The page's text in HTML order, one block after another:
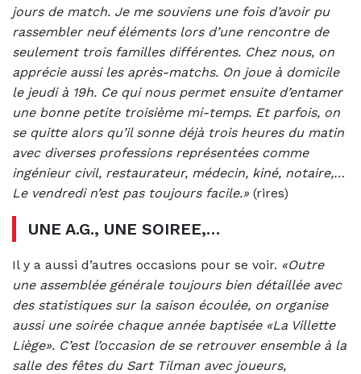
jours de match. Je me souviens une fois d’avoir pu
rassembler neuf éléments lors d’une rencontre de
seulement trois familles différentes. Chez nous, on
apprécie aussi les après-matchs. On joue à domicile
le jeudi à 19h. Ce qui nous permet ensuite d’entamer
une bonne petite troisième mi-temps. Et parfois, on
se quitte alors qu’il sonne déjà trois heures du matin
avec diverses professions représentées comme
ingénieur civil, restaurateur, médecin, kiné, notaire,…
Le vendredi n’est pas toujours facile.» (rires)
UNE A.G., UNE SOIREE,…
Il y a aussi d’autres occasions pour se voir. «Outre
une assemblée générale toujours bien détaillée avec
des statistiques sur la saison écoulée, on organise
aussi une soirée chaque année baptisée «La Villette
Liège». C’est l’occasion de se retrouver ensemble à la
salle des fêtes du Sart Tilman avec joueurs,